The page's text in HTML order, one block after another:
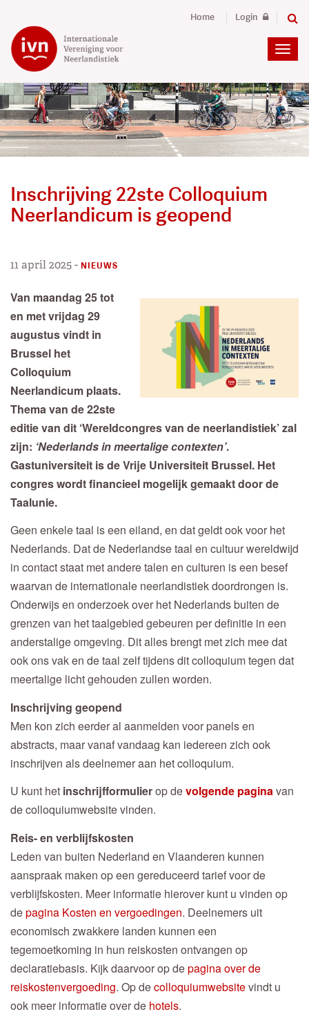
Home Login
Inschrijving 22ste Colloquium
Neerlandicum is geopend
11 april 2025 - NIEUWS
Van maandag 25 tot
en met vrijdag 29
augustus vindt in
Brussel het
Colloquium
Neerlandicum plaats.
Thema van de 22ste
editie van dit ‘Wereldcongres van de neerlandistiek’ zal
zijn: ‘Nederlands in meertalige contexten’.
Gastuniversiteit is de Vrije Universiteit Brussel. Het
congres wordt financieel mogelijk gemaakt door de
Taalunie.
Geen enkele taal is een eiland, en dat geldt ook voor het
Nederlands. Dat de Nederlandse taal en cultuur wereldwijd
in contact staat met andere talen en culturen is een besef
waarvan de internationale neerlandistiek doordrongen is.
Onderwijs en onderzoek over het Nederlands buiten de
grenzen van het taalgebied gebeuren per definitie in een
anderstalige omgeving. Dit alles brengt met zich mee dat
ook ons vak en de taal zelf tijdens dit colloquium tegen dat
meertalige licht gehouden zullen worden.
Inschrijving geopend
Men kon zich eerder al aanmelden voor panels en
abstracts, maar vanaf vandaag kan iedereen zich ook
inschrijven als deelnemer aan het colloquium.
U kunt het inschrijfformulierop devolgende paginavan
de colloquiumwebsite vinden.
Reis- en verblijfskosten
Leden van buiten Nederland en Vlaanderen kunnen
aanspraak maken op een gereduceerd tarief voor de
verblijfskosten. Meer informatie hierover kunt u vinden op
depagina Kosten en vergoedingen. Deelnemers uit
economisch zwakkere landen kunnen een
tegemoetkoming in hun reiskosten ontvangen op
declaratiebasis. Kijk daarvoor op depagina over de
reiskostenvergoeding. Op decolloquiumwebsitevindt u
ook meer informatie over de hotels.